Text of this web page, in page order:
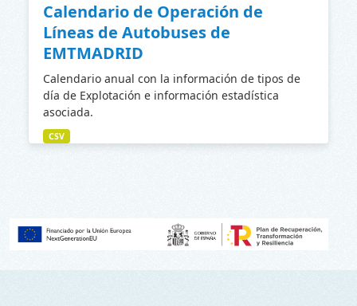
Calendario de Operación de
Líneas de Autobuses de
EMTMADRID
Calendario anual con la información de tipos de
día de Explotación e información estadística
asociada.
CSV